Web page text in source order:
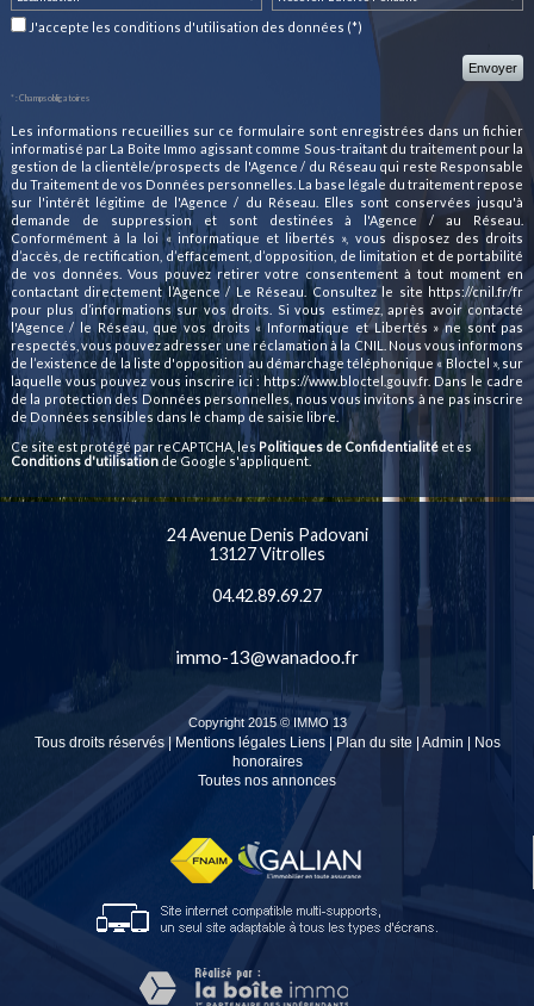
J'accepte les conditions d'utilisation des données (*)
* : Champs obligatoires
Les informations recueillies sur ce formulaire sont enregistrées dans un fichier
informatisé par La Boite Immo agissant comme Sous-traitant du traitement pour la
gestion de la clientèle/prospects de l'Agence / du Réseau qui reste Responsable
du Traitement de vos Données personnelles. La base légale du traitement repose
sur l'intérêt légitime de l'Agence / du Réseau. Elles sont conservées jusqu'à
demande de suppression et sont destinées à l'Agence / au Réseau.
Conformément à la loi « informatique et libertés », vous disposez des droits
d’accès, de rectification, d’effacement, d’opposition, de limitation et de portabilité
de vos données. Vous pouvez retirer votre consentement à tout moment en
contactant directement l’Agence / Le Réseau. Consultez le site https://cnil.fr/fr
pour plus d’informations sur vos droits. Si vous estimez, après avoir contacté
l'Agence / le Réseau, que vos droits « Informatique et Libertés » ne sont pas
respectés, vous pouvez adresser une réclamation à la CNIL. Nous vous informons
de l’existence de la liste d'opposition au démarchage téléphonique « Bloctel », sur
laquelle vous pouvez vous inscrire ici : https://www.bloctel.gouv.fr. Dans le cadre
de la protection des Données personnelles, nous vous invitons à ne pas inscrire
de Données sensibles dans le champ de saisie libre.
Ce site est protégé par reCAPTCHA, lesPolitiques de Confidentialitéet es
Conditions d'utilisationde Google s'appliquent.
24 Avenue Denis Padovani
13127Vitrolles
04.42.89.69.27
immo-13@wanadoo.fr
Copyright 2015 © IMMO 13
Tous droits réservés | Mentions légales Liens|Plan du site Admin
Nos
honoraires
Toutes nos annonces